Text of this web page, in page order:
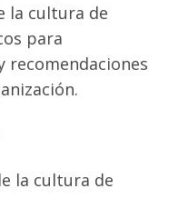
la cultura de
para
la cultura de